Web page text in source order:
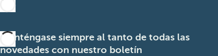
Manténgase siempre al tanto de todas las
novedades con nuestro boletín